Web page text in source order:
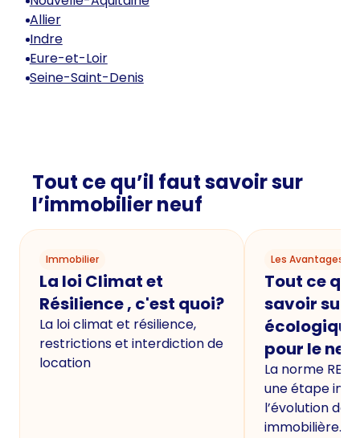
Allier
Indre
Eure-et-Loir
Seine-Saint-Denis
Tout ce qu’il faut savoir sur
l’immobilier neuf
Immobilier
La loi Climat et
Résilience , c'est quoi?
La loi climat et résilience,
restrictions et interdiction de
location
Les Avantages
Tout ce
savoir sur
écologique
pour le
La norme
une étape
l’évolution de
immobilière.